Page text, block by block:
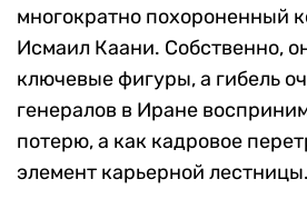
многократно похороненный
Исмаил Каани. Собственно,
ключевые фигуры, а гибель
генералов в Иране
потерю, а как кадровое
элемент карьерной лестницы.